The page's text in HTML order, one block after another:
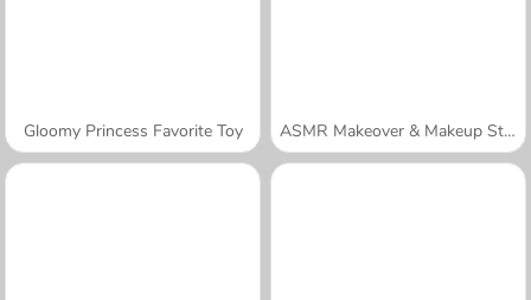
Gloomy Princess Favorite Toy ASMR Makeover & Makeup Studio